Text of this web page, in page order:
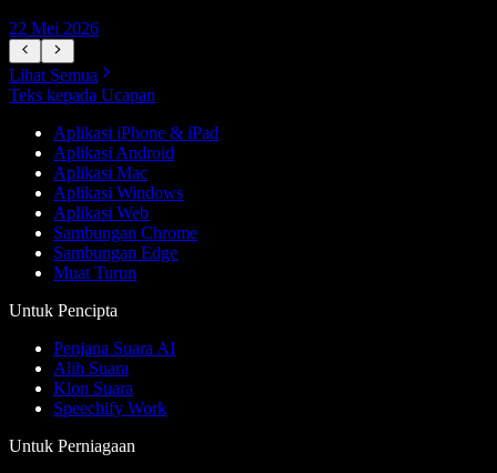
22 Mei 2026
Lihat Semua
Teks kepada Ucapan
Aplikasi iPhone & iPad
Aplikasi Android
Aplikasi Mac
Aplikasi Windows
Aplikasi Web
Sambungan Chrome
Sambungan Edge
Muat Turun
Untuk Pencipta
Penjana Suara AI
Alih Suara
Klon Suara
Speechify Work
Untuk Perniagaan